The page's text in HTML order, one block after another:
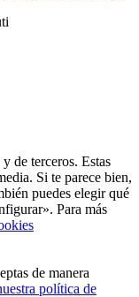
de terceros. Estas
Si te parece bien,
puedes elegir qué
Para más
de manera
política de